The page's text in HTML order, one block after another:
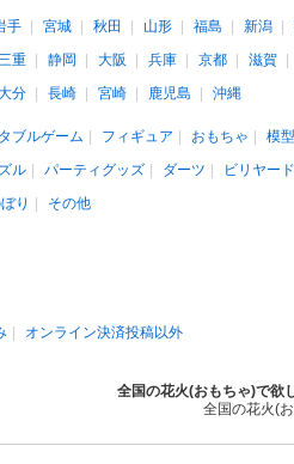
手 宮城 秋田 山形 福島 新潟
三重 静岡 大阪 兵庫 京都 滋賀
分 長崎 宮崎 鹿児島 沖縄
ブルゲーム フィギュア おもちゃ 模
ル パーティグッズ ダーツ ビリヤード
り その他
オンライン決済投稿以外
全国の花火(おもちゃ)で欲
全国の花火(